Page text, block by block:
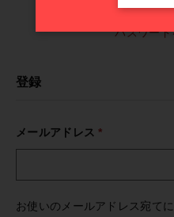
パスワー
登録
メールアドレス*
お使いのメールアドレス宛て
新入荷ワイン